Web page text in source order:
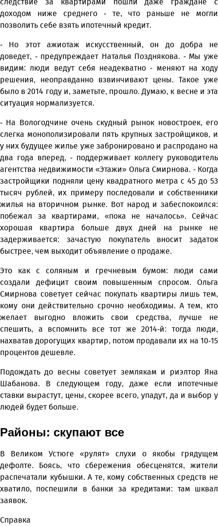
доходом ниже среднего - те, что раньше не могли
позволить себе взять ипотечный кредит.
- Но этот ажиотаж искусственный, он до добра не
доведет, - предупреждает Наталья Позднякова. - Мы уже
видим: люди ведут себя неадекватно - меняют на ходу
решения, неоправданно взвинчивают цены. Такое уже
было в 2014 году и, заметьте, прошло. Думаю, к весне и эта
ситуация нормализуется.
- На Вологодчине очень скудный рынок новостроек, его
слегка монополизировали пять крупных застройщиков, и
у них будущее жилье уже забронировано и распродано на
два года вперед, - поддерживает коллегу руководитель
агентства недвижимости «Этажи» Ольга Смирнова. - Когда
застройщики подняли цену квадратного метра с 45 до 53
тысяч рублей, их примеру последовали и собственники
жилья на вторичном рынке. Вот народ и забеспокоился:
побежал за квартирами, «пока не началось». Сейчас
хорошая квартира больше двух дней на рынке не
задерживается: зачастую покупатель вносит задаток
быстрее, чем выходит объявление о продаже.
Это как с соляным и гречневым бумом: люди сами
создали дефицит своим повышенным спросом. Ольга
Смирнова советует сейчас покупать квартиры лишь тем,
кому они действительно срочно необходимы. А тем, кто
желает выгодно вложить свои средства, лучше не
спешить, а вспомнить все тот же 2014-й: тогда люди,
нахватав дорогущих квартир, потом продавали их на 10-15
процентов дешевле.
Подождать до весны советует землякам и риэлтор Яна
Шабанова. В следующем году, даже если ипотечные
ставки вырастут, цены, скорее всего, упадут, да и выбор у
людей будет больше.
Районы: скупают все
В Великом Устюге «рулят» слухи о якобы грядущем
дефолте. Боясь, что сбережения обесценятся, жители
распечатали кубышки. А те, кому собственных средств не
хватило, поспешили в банки за кредитами: там шквал
заявок.
Справка